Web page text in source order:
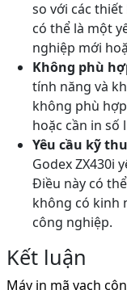
so với các
có thể là một
nghiệp mới
Không phù
tính năng và
không phù
hoặc cần in số
Yêu cầu kỹ
Godex ZX430i
Điều này có
không có kinh
công nghiệp.
Kết luận
Máy in mã vạch